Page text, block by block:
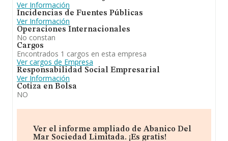
Ver Información
Incidencias de Fuentes Públicas
Ver Información
Operaciones Internacionales
No constan
Cargos
Encontrados 1 cargos en esta empresa
Ver cargos de Empresa
Responsabilidad Social Empresarial
Ver Información
Cotiza en Bolsa
NO
Ver el informe ampliado de Abanico Del
Mar Sociedad Limitada. ¡Es gratis!